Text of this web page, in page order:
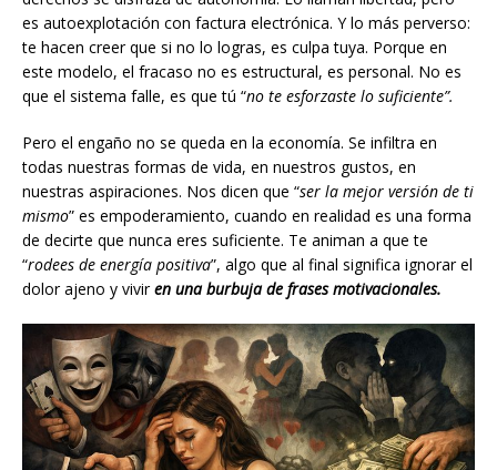
es autoexplotación con factura electrónica. Y lo más perverso:
te hacen creer que si no lo logras, es culpa tuya. Porque en
este modelo, el fracaso no es estructural, es personal. No es
que el sistema falle, es que tú “no te esforzaste lo suficiente”.
Pero el engaño no se queda en la economía. Se infiltra en
todas nuestras formas de vida, en nuestros gustos, en
nuestras aspiraciones. Nos dicen que “ser la mejor versión de ti
mismo” es empoderamiento, cuando en realidad es una forma
de decirte que nunca eres suficiente. Te animan a que te
“rodees de energía positiva”, algo que al final significa ignorar el
dolor ajeno y viviren una burbuja de frases motivacionales.